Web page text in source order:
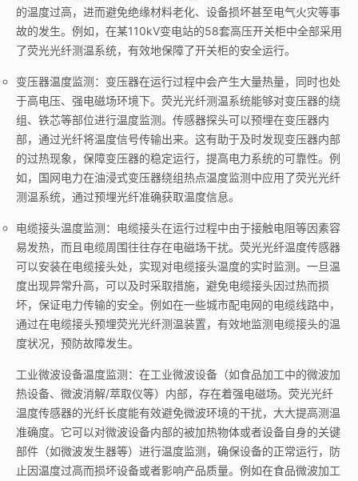
的温度过高，进而避免绝缘材料老化、设备损坏甚至电气火灾等事
故的发生。例如，在某110kV变电站的58套高压开关柜中全部采用
了荧光光纤测温系统，有效地保障了开关柜的安全运行。
变压器温度监测：变压器在运行过程中会产生大量热量，同时也处
于高电压、强电磁场环境下。荧光光纤测温系统能够对变压器的绕
组、铁芯等部位进行温度监测。传感器探头可以预埋在变压器内
部，通过光纤将温度信号传输出来。这有助于及时发现变压器内部
的过热现象，保障变压器的稳定运行，提高电力系统的可靠性。例
如，国网电力在油浸式变压器绕组热点温度监测中应用了荧光光纤
测温系统，通过预埋光纤准确获取温度信息。
电缆接头温度监测：电缆接头在运行过程中由于接触电阻等因素容
易发热，而且电缆周围往往存在电磁场干扰。荧光光纤温度传感器
可以安装在电缆接头处，实现对电缆接头温度的实时监测。一旦温
度出现异常升高，可以及时采取措施，避免电缆接头因过热而损
坏，保证电力传输的安全。例如在一些城市配电网的电缆线路中，
通过在电缆接头预埋荧光光纤测温装置，有效地监测电缆接头的温
度状况，预防故障发生。
工业微波设备温度监测：在工业微波设备（如食品加工中的微波加
热设备、微波消解/萃取仪等）内部，存在着强电磁场。荧光光纤
温度传感器的光纤长度能有效避免微波环境的干扰，大大提高测温
准确度。它可以对微波设备内部的被加热物体或者设备自身的关键
部件（如微波发生器等）进行温度监测，确保设备的正常运行，防
止因温度过高而损坏设备或者影响产品质量。例如在食品微波加工